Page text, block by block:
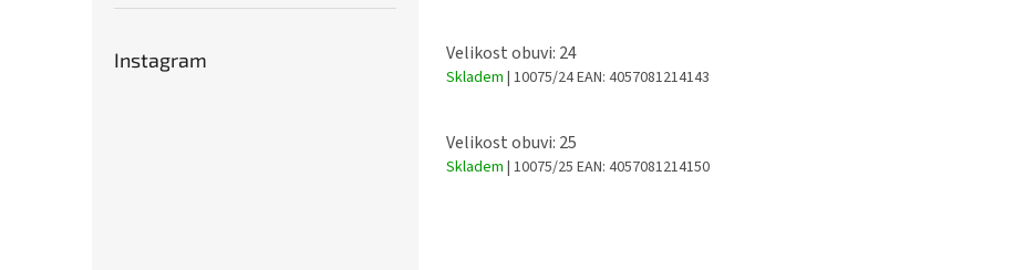
Instagram Velikost obuvi: 24
Skladem | 10075/24EAN: 4057081214143
Velikost obuvi: 25
Skladem | 10075/25 EAN: 4057081214150